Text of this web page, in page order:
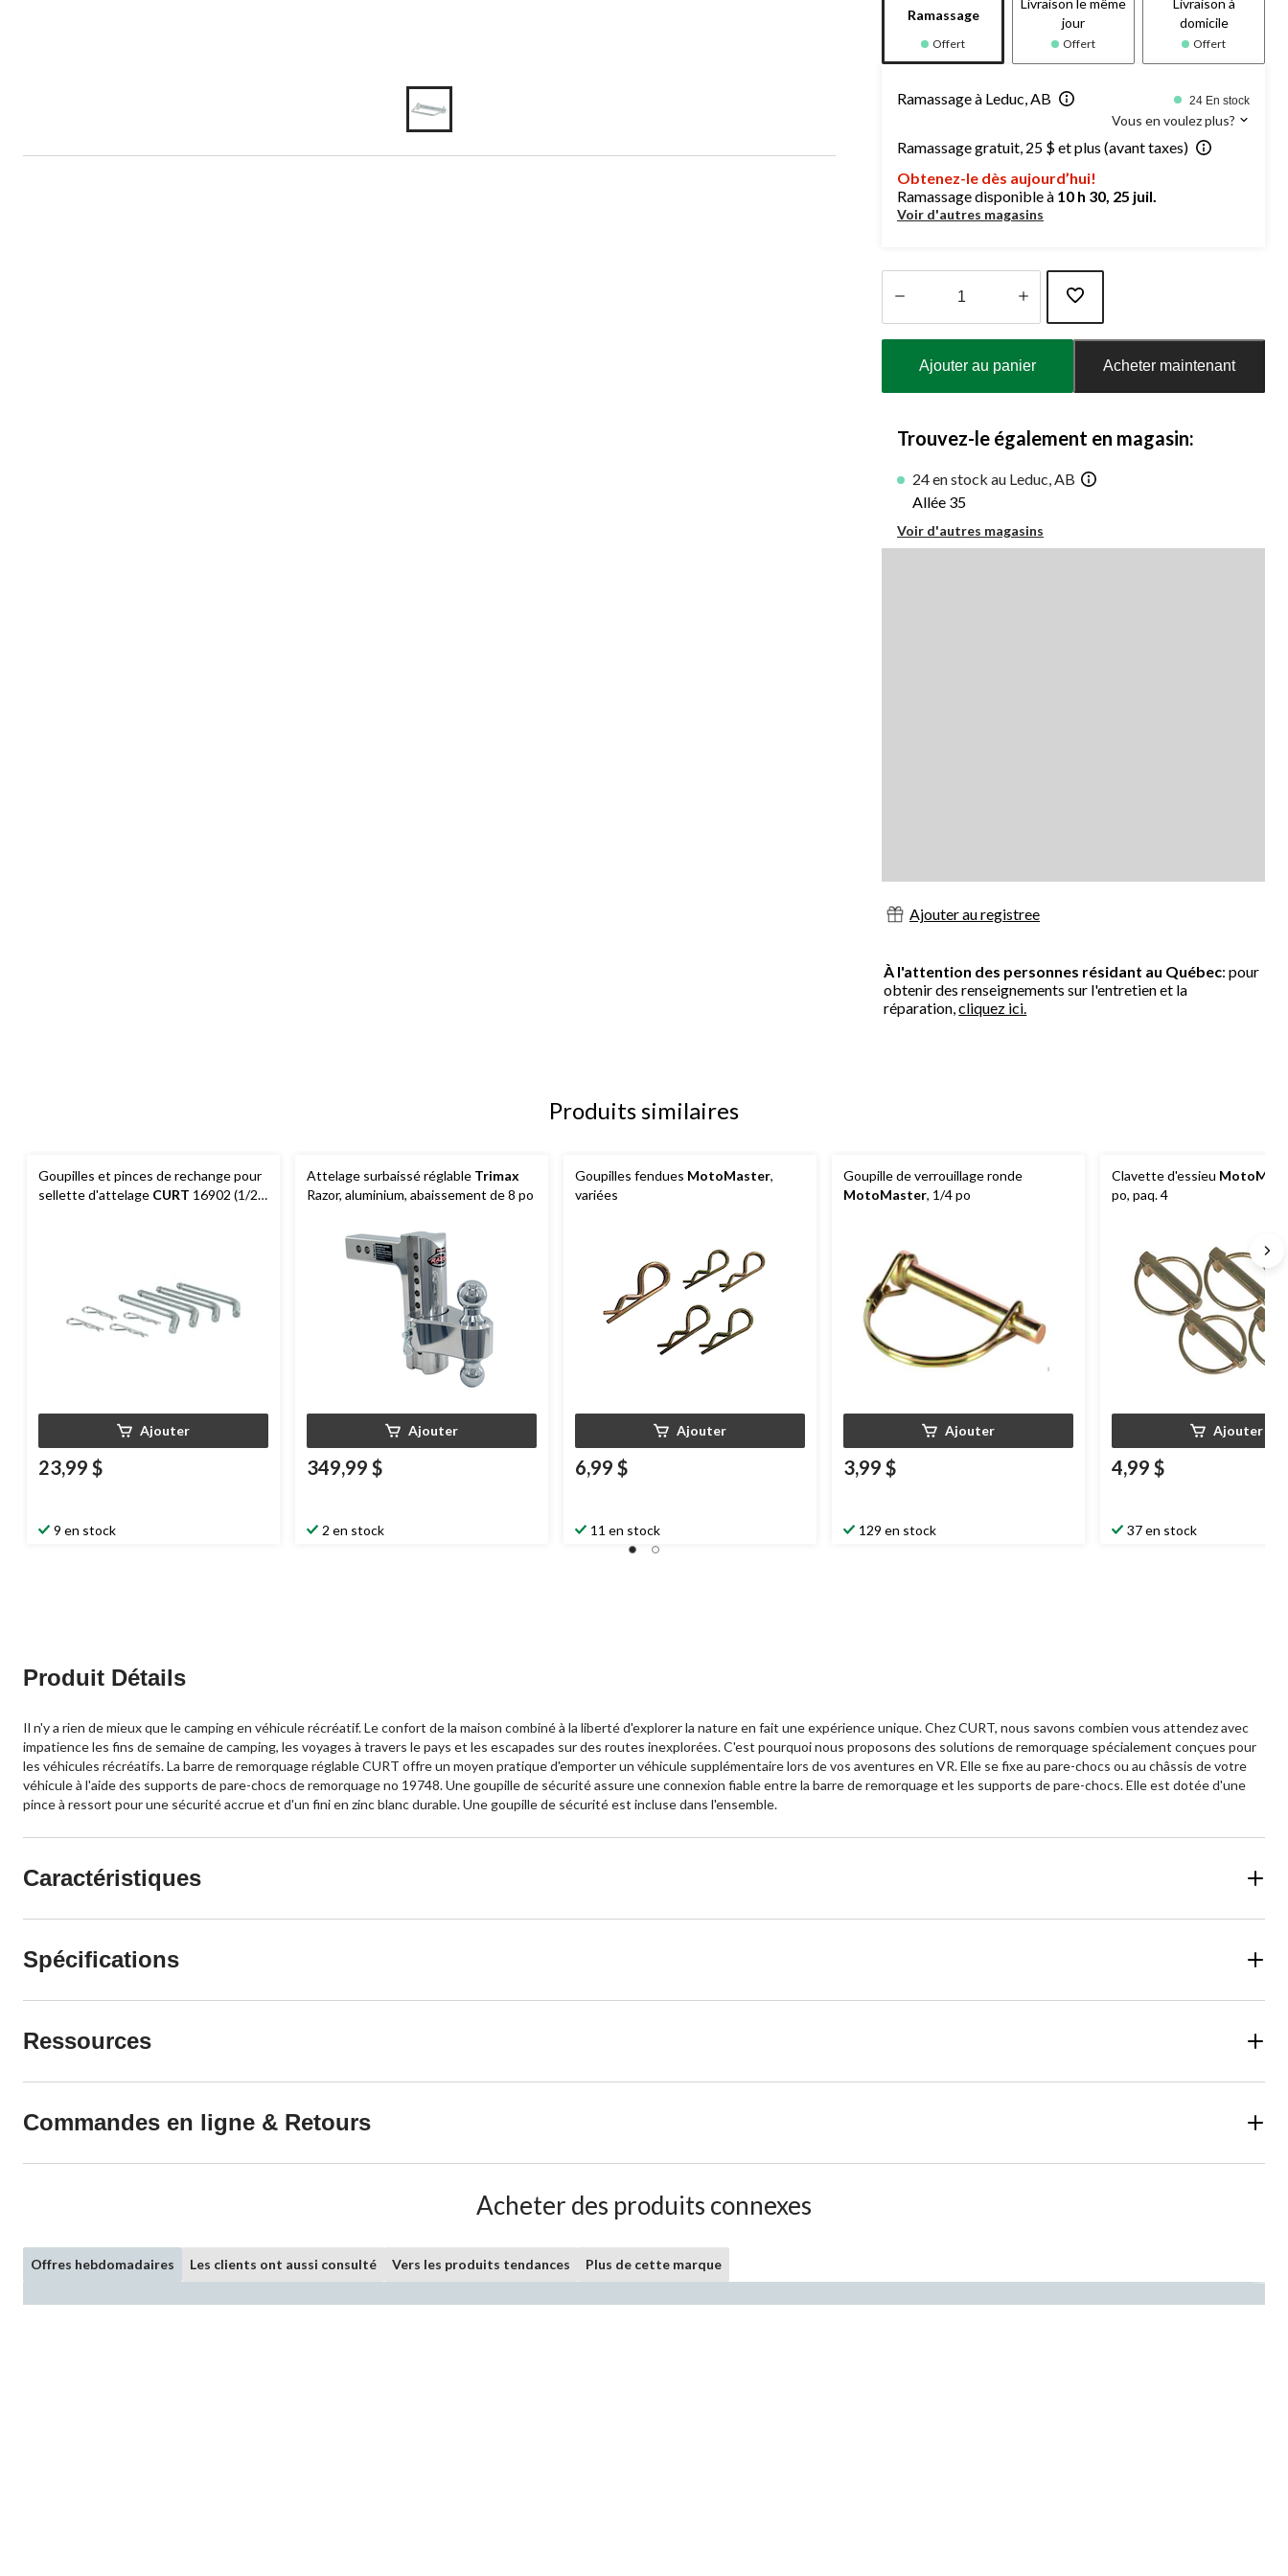
Ramassage
Offert
jour
Offert
domicile
Offert
Ramassage à Leduc, AB 24 En stock
Vous en voulez plus?
Ramassage gratuit, 25 $ et plus (avant taxes)
Obtenez-le dès aujourd’hui!
Ramassage disponible à 10 h 30, 25 juil.
Voir d'autres magasins
Ajouter au panier Acheter maintenant
Trouvez-le également en magasin:
24 en stock au Leduc, AB
Allée 35
Voir d'autres magasins
Ajouter au registree
À l'attention des personnes résidant au Québec: pour
obtenir des renseignements sur l'entretien et la
réparation,cliquez ici.
Produits similaires
Goupilles et pinces de rechange pour
sellette d'attelage CURT 16902 (1/2
Ajouter
23,99 $
9 en stock
Attelage surbaissé réglable Trimax
Razor, aluminium, abaissement de 8 po
Ajouter
349,99 $
2 en stock
Goupilles fendues MotoMaster,
variées
Ajouter
6,99 $
11 en stock
Goupille de verrouillage ronde
MotoMaster, 1/4 po
Ajouter
3,99 $
129 en stock
Clavette d'essieu
po, paq. 4
Ajouter
4,99 $
37 en stock
Produit Détails
Il n'y a rien de mieux que le camping en véhicule récréatif. Le confort de la maison combiné à la liberté d'explorer la nature en fait une expérience unique. Chez CURT, nous savons combien vous attendez avec
impatience les fins de semaine de camping, les voyages à travers le pays et les escapades sur des routes inexplorées. C'est pourquoi nous proposons des solutions de remorquage spécialement conçues pour
les véhicules récréatifs. La barre de remorquage réglable CURT offre un moyen pratique d'emporter un véhicule supplémentaire lors de vos aventures en VR. Elle se fixe au pare-chocs ou au châssis de votre
véhicule à l'aide des supports de pare-chocs de remorquage no 19748. Une goupille de sécurité assure une connexion fiable entre la barre de remorquage et les supports de pare-chocs. Elle est dotée d'une
pince à ressort pour une sécurité accrue et d'un fini en zinc blanc durable. Une goupille de sécurité est incluse dans l'ensemble.
Caractéristiques
Spécifications
Ressources
Commandes en ligne & Retours
Acheter des produits connexes
Offres hebdomadaires Les clients ont aussi consulté Vers les produits tendances Plus de cette marque